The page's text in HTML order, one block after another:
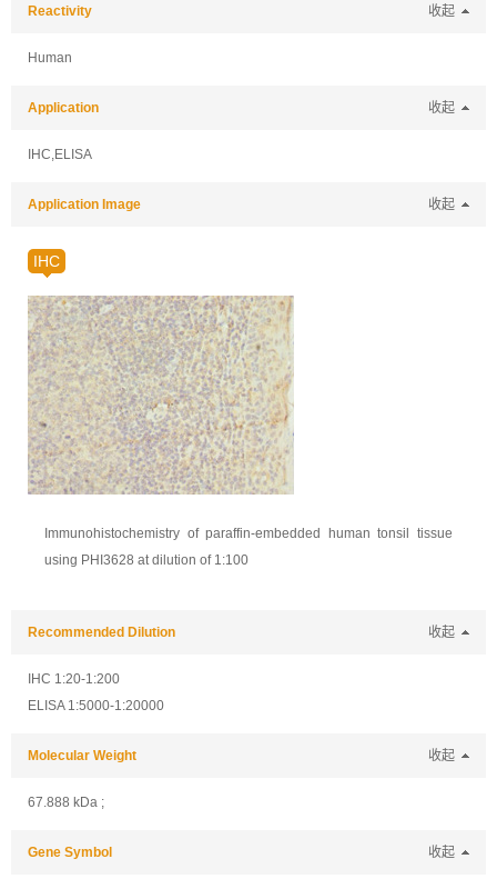
Reactivity 收起
Human
Application 收起
IHC,ELISA
Application Image 收起
IHC
Immunohistochemistry of paraffin-embedded human tonsil tissue
using PHI3628 at dilution of 1:100
Recommended Dilution 收起
IHC 1:20-1:200
ELISA 1:5000-1:20000
Molecular Weight 收起
67.888 kDa ;
Gene Symbol 收起